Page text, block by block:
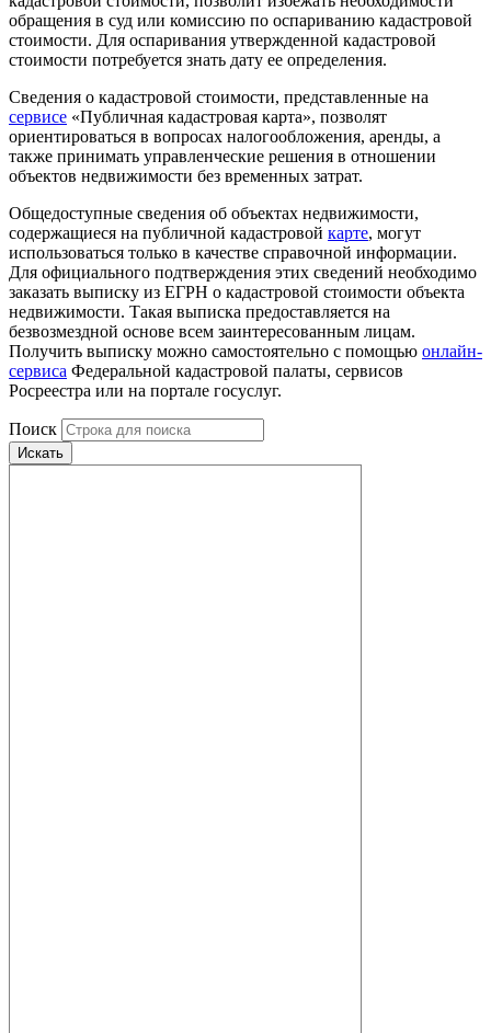
обращения в суд или комиссию по оспариванию кадастровой
стоимости. Для оспаривания утвержденной кадастровой
стоимости потребуется знать дату ее определения.
Сведения о кадастровой стоимости, представленные на
сервисе «Публичная кадастровая карта», позволят
ориентироваться в вопросах налогообложения, аренды, а
также принимать управленческие решения в отношении
объектов недвижимости без временных затрат.
Общедоступные сведения об объектах недвижимости,
содержащиеся на публичной кадастровой карте, могут
использоваться только в качестве справочной информации.
Для официального подтверждения этих сведений необходимо
заказать выписку из ЕГРН о кадастровой стоимости объекта
недвижимости. Такая выписка предоставляется на
безвозмездной основе всем заинтересованным лицам.
Получить выписку можно самостоятельно с помощью онлайн-
сервиса Федеральной кадастровой палаты, сервисов
Росреестра или на портале госуслуг.
Поиск
Искать